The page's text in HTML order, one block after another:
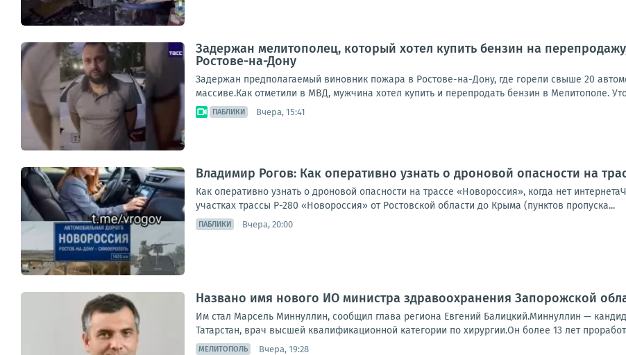
Задержан мелитополец, который хотел купить бензин на
Ростове-на-Дону
Задержан предполагаемый виновник пожара в Ростове-на-Дону, где горели свыше 20
массиве.Как отметили в МВД, мужчина хотел купить и перепродать бензин в Мелитополе.
ПАБЛИКИ Вчера, 15:41
Владимир Рогов: Как оперативно узнать о дроновой опасности на
Как оперативно узнать о дроновой опасности на трассе «Новороссия», когда нет
участках трассы Р-280 «Новороссия» от Ростовской области до Крыма (пунктов пропуска...
ПАБЛИКИ Вчера, 20:00
Названо имя нового ИО министра здравоохранения Запорожской
Им стал Марсель Миннуллин, сообщил глава региона Евгений Балицкий.Миннуллин —
Татарстан, врач высшей квалификационной категории по хирургии.Он более 13 лет
МЕЛИТОПОЛЬ Вчера, 19:28